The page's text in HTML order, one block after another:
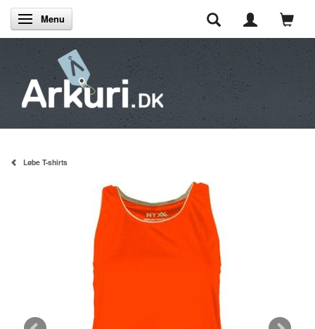
Skifte navigation
Menu
Løbe T-shirts